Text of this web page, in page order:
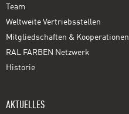
Team
Weltweite Vertriebsstellen
Mitgliedschaften & Kooperationen
RAL FARBEN Netzwerk
Historie
AKTUELLES